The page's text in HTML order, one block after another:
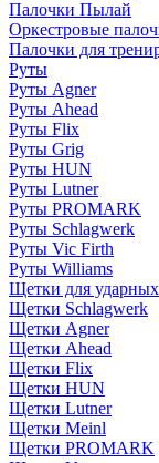
Палочки Пылай
Оркестровые
Палочки для
Руты
Руты Agner
Руты Ahead
Руты Flix
Руты Grig
Руты HUN
Руты Lutner
Руты PROMARK
Руты Schlagwerk
Руты Vic Firth
Руты Williams
Щетки для ударных
Щетки Schlagwerk
Щетки Agner
Щетки Ahead
Щетки Flix
Щетки HUN
Щетки Lutner
Щетки Meinl
Щетки PROMARK